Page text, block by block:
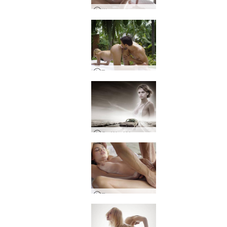
Тропически тантра масаж
Go West Young Girl